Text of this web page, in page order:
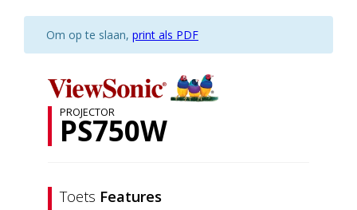
Om op te slaan, print als PDF
PROJECTOR
PS750W
Toets Features